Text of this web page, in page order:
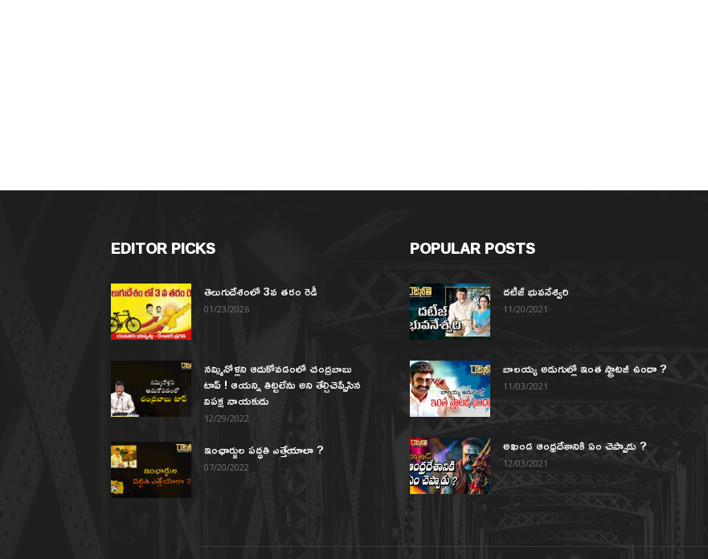
EDITOR PICKS
తెలుగుదేశంలో 3వ తరం రెడీ
01/23/2026
నమ్మినోళ్లని ఆదుకోవడంలో చంద్రబాబు
టాప్ ! ఆయన్ని తిట్టలేను అని తేల్చిచెప్పేసిన
విపక్ష నాయకుడు
12/29/2022
ఇంఛార్జుల పద్ధతి ఎత్తేయాలా ?
07/20/2022
POPULAR POSTS
దటీజ్ భువనేశ్వరి
11/20/2021
బాలయ్య అడుగుల్లో ఇంత స్ట్రాటజీ ఉందా ?
11/03/2021
అఖండ ఆంధ్రదేశానికి ఏం చెప్పాడు ?
12/03/2021